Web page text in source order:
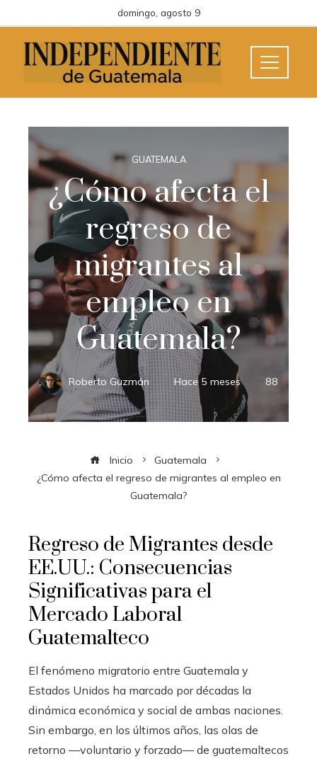
domingo, agosto 9
GUATEMALA
¿Cómo afecta el
regreso de
migrantes al
empleo en
Guatemala?
Roberto Guzmán Hace 5 meses 88
Inicio
Guatemala
¿Cómo afecta el regreso de migrantes al empleo en
Guatemala?
Regreso de Migrantes desde
EE.UU.: Consecuencias
Significativas para el
Mercado Laboral
Guatemalteco
El fenómeno migratorio entre Guatemala y
Estados Unidos ha marcado por décadas la
dinámica económica y social de ambas naciones.
Sin embargo, en los últimos años, las olas de
retorno —voluntario y forzado— de guatemaltecos